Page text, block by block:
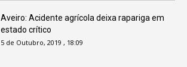
Aveiro: Acidente agrícola deixa rapariga em
estado crítico
5 de Outubro, 2019 , 18:09